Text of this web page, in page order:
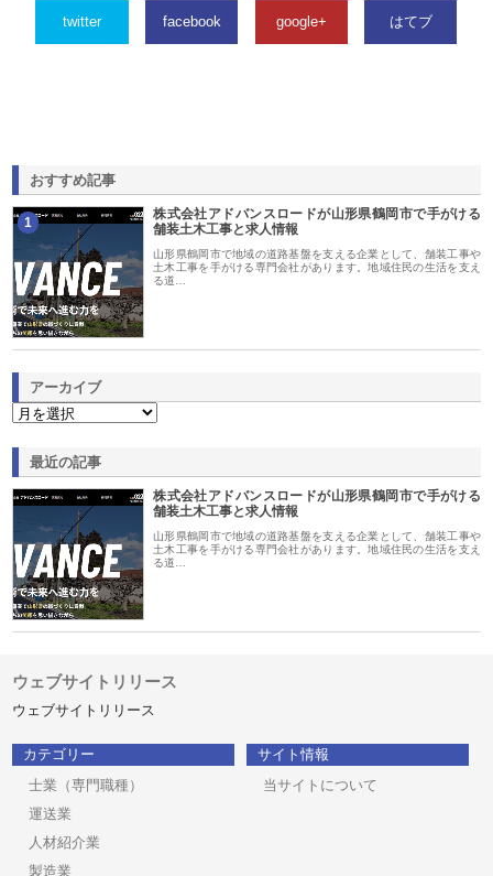
twitter facebook google+ はてブ
おすすめ記事
1
株式会社アドバンスロードが山形県鶴岡市で手がける
舗装土木工事と求人情報
山形県鶴岡市で地域の道路基盤を支える企業として、舗装工事や
土木工事を手がける専門会社があります。地域住民の生活を支え
る道…
アーカイブ
最近の記事
株式会社アドバンスロードが山形県鶴岡市で手がける
舗装土木工事と求人情報
山形県鶴岡市で地域の道路基盤を支える企業として、舗装工事や
土木工事を手がける専門会社があります。地域住民の生活を支え
る道…
ウェブサイトリリース
ウェブサイトリリース
カテゴリー
士業（専門職種）
運送業
人材紹介業
製造業
サイト情報
当サイトについて